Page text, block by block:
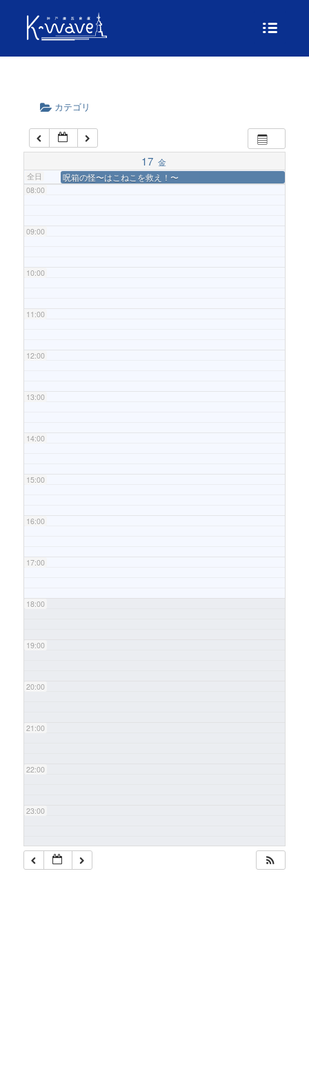
カテゴリ
17 金
全日 呪箱の怪〜はこねこを救え！〜
04:00
06:00
07:00
08:00
09:00
10:00
11:00
12:00
13:00
14:00
15:00
16:00
17:00
18:00
19:00
20:00
21:00
22:00
23:00